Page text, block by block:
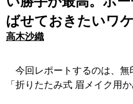
ばせておきたいワケ
高木沙織
今回レポートするのは、無
「折りたたみ式 眉メイク用